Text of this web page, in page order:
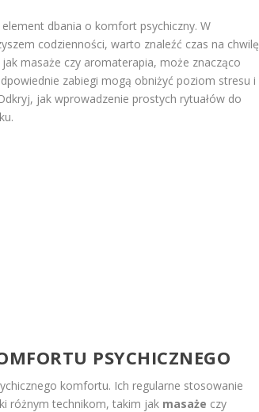
dbania o komfort psychiczny. W
codzienności, warto znaleźć czas na chwilę
masaże czy aromaterapia, może znacząco
zabiegi mogą obniżyć poziom stresu i
jak wprowadzenie prostych rytuałów do
PSYCHICZNEGO
komfortu. Ich regularne stosowanie
różnym technikom, takim jak masaże czy